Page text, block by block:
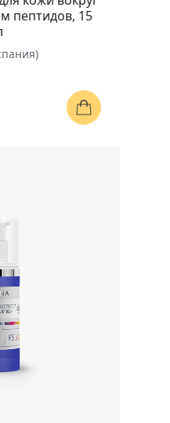
пептидов, 15